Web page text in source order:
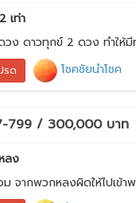
เท่า
วง ดาวทุกข์ 2 ดวง ทำให้มี
รด โชคชัยนำโชค
799 / 300,000 บาท
ลง
จากพวกหลงผิดให้ไปเข้าพ